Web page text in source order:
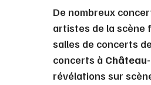
De nombreux
artistes de la scène
salles de concerts
concerts à
révélations sur